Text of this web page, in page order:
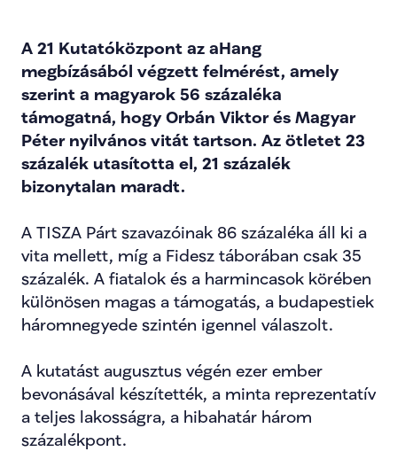
A 21 Kutatóközpont az aHang
megbízásából végzett felmérést, amely
szerint a magyarok 56 százaléka
támogatná, hogy Orbán Viktor és Magyar
Péter nyilvános vitát tartson. Az ötletet 23
százalék utasította el, 21 százalék
bizonytalan maradt.
A TISZA Párt szavazóinak 86 százaléka áll ki a
vita mellett, míg a Fidesz táborában csak 35
százalék. A fiatalok és a harmincasok körében
különösen magas a támogatás, a budapestiek
háromnegyede szintén igennel válaszolt.
A kutatást augusztus végén ezer ember
bevonásával készítették, a minta reprezentatív
a teljes lakosságra, a hibahatár három
százalékpont.